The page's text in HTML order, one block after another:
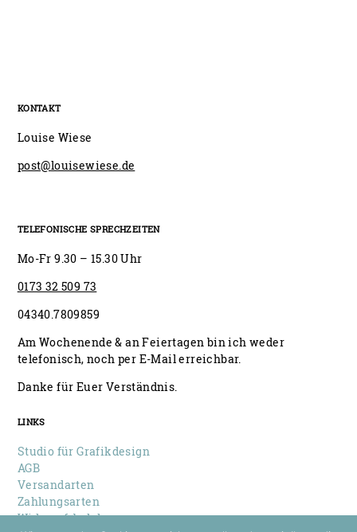
KONTAKT
Louise Wiese
post@louisewiese.de
TELEFONISCHE SPRECHZEITEN
Mo-Fr 9.30 – 15.30 Uhr
0173 32 509 73
04340.7809859
Am Wochenende & an Feiertagen bin ich weder
telefonisch, noch per E-Mail erreichbar.
Danke für Euer Verständnis.
LINKS
Studio für Grafikdesign
AGB
Versandarten
Zahlungsarten
Widerrufsbelehrung